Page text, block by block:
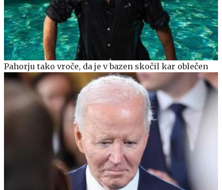
Pahorju tako vroče, da je v bazen skočil kar oblečen